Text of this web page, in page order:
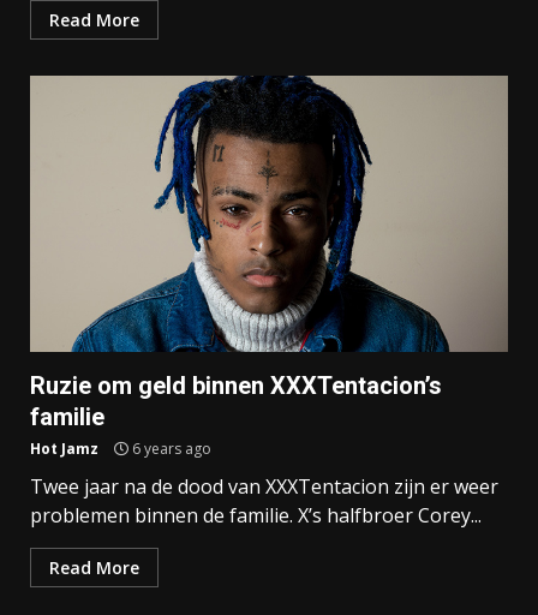
Read More
Ruzie om geld binnen XXXTentacion’s
familie
Hot Jamz 6 years ago
Twee jaar na de dood van XXXTentacion zijn er weer
problemen binnen de familie. X’s halfbroer Corey...
Read More